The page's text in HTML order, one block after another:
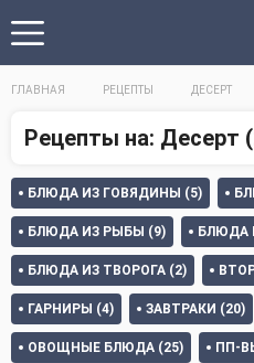
ГЛАВНАЯ РЕЦЕПТЫ ДЕСЕРТ
Рецепты на: Десерт
БЛЮДА ИЗ ГОВЯДИНЫ (5)
БЛЮДА ИЗ РЫБЫ (9) БЛЮДА
БЛЮДА ИЗ ТВОРОГА (2)
ГАРНИРЫ (4) ЗАВТРАКИ (20)
ОВОЩНЫЕ БЛЮДА (25) ПП-